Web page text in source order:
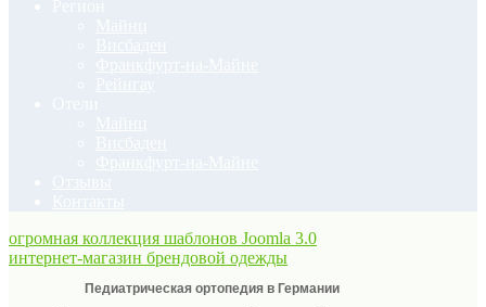
огромная коллекция шаблонов Joomla 3.0
интернет-магазин брендовой одежды
Педиатрическая ортопедия в Германии